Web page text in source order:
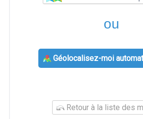
ou
Géolocalisez-moi
Retour à la liste des